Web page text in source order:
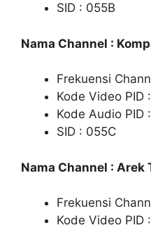
SID : 055B
Nama Channel :
Frekuensi
Kode Video PID
Kode Audio PID
SID : 055C
Nama Channel : Arek
Frekuensi
Kode Video PID